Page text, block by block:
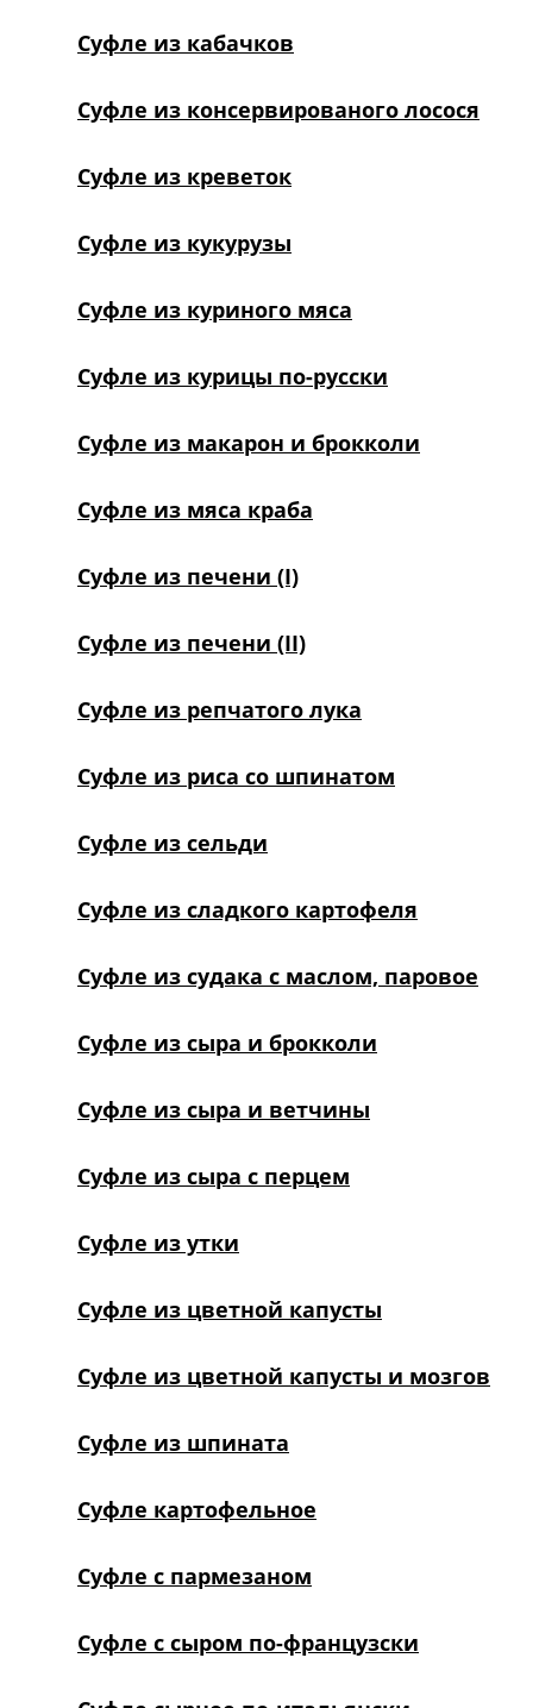
Суфле из кабачков
Суфле из консервированого лосося
Суфле из креветок
Суфле из кукурузы
Суфле из куриного мяса
Суфле из курицы по-русски
Суфле из макарон и брокколи
Суфле из мяса краба
Суфле из печени (I)
Суфле из печени (II)
Суфле из репчатого лука
Суфле из риса со шпинатом
Суфле из сельди
Суфле из сладкого картофеля
Суфле из судака с маслом, паровое
Суфле из сыра и брокколи
Суфле из сыра и ветчины
Суфле из сыра с перцем
Суфле из утки
Суфле из цветной капусты
Суфле из цветной капусты и мозгов
Суфле из шпината
Суфле картофельное
Суфле с пармезаном
Суфле с сыром по-французски